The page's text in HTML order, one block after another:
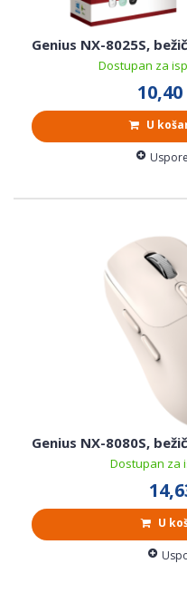
Genius NX-8025S,
Dostupan za
U
Genius NX-8080S,
Dostupan za
U